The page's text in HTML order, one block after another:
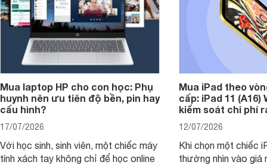
Mua laptop HP cho con học: Phụ
huynh nên ưu tiên độ bền, pin hay
cấu hình?
17/07/2026
Với học sinh, sinh viên, một chiếc máy
tính xách tay không chỉ để học online
Mua iPad theo
cấp: iPad 11 (A16)
kiểm soát chi phí
12/07/2026
Khi chọn một chiếc
thường nhìn vào